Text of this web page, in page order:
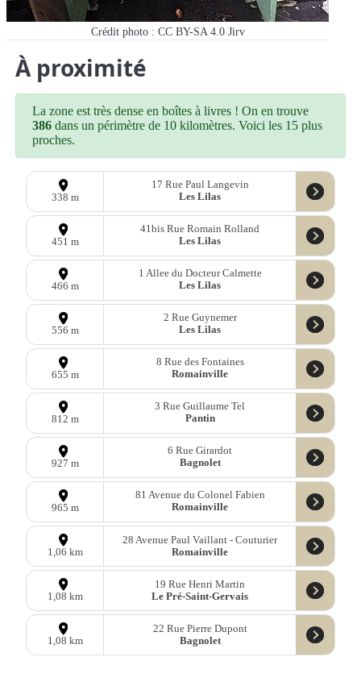
Crédit photo : CC BY-SA 4.0 Jirv
À proximité
La zone est très dense en boîtes à livres ! On en trouve
386 dans un périmètre de 10 kilomètres. Voici les 15 plus
proches.
338 m
17 Rue Paul Langevin
Les Lilas
451 m
41bis Rue Romain Rolland
Les Lilas
466 m
1 Allee du Docteur Calmette
Les Lilas
556 m
2 Rue Guynemer
Les Lilas
655 m
8 Rue des Fontaines
Romainville
812 m
3 Rue Guillaume Tel
Pantin
927 m
6 Rue Girardot
Bagnolet
965 m
81 Avenue du Colonel Fabien
Romainville
1,06 km
28 Avenue Paul Vaillant - Couturier
Romainville
1,08 km
19 Rue Henri Martin
Le Pré-Saint-Gervais
1,08 km
22 Rue Pierre Dupont
Bagnolet